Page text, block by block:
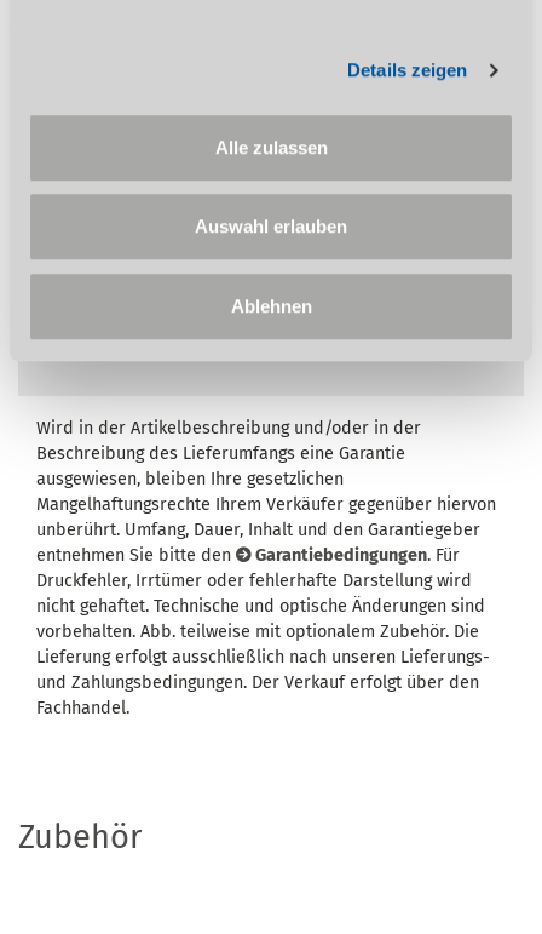
Details zeigen
Alle zulassen
Auswahl erlauben
Ablehnen
Drei Vorschubrollen
Acht Geschwindigkeiten
2-Stufengetriebe
Metallgehäuse
Wird in der Artikelbeschreibung und/oder in der
Beschreibung des Lieferumfangs eine Garantie
ausgewiesen, bleiben Ihre gesetzlichen
Mangelhaftungsrechte Ihrem Verkäufer gegenüber hiervon
unberührt. Umfang, Dauer, Inhalt und den Garantiegeber
entnehmen Sie bitte den
Garantiebedingungen. Für
Druckfehler, Irrtümer oder fehlerhafte Darstellung wird
nicht gehaftet. Technische und optische Änderungen sind
vorbehalten. Abb. teilweise mit optionalem Zubehör. Die
Lieferung erfolgt ausschließlich nach unseren Lieferungs-
und Zahlungsbedingungen. Der Verkauf erfolgt über den
Fachhandel.
Zubehör